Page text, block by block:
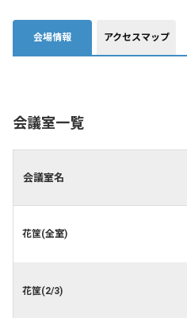
会場情報 アクセスマップ
会議室一覧
会議室名
花筐(全室)
花筐(2/3)